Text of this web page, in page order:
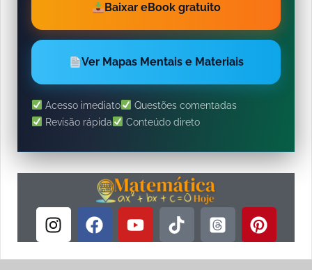
Baixar eBook gratuito
Ver Mapas Mentais e Materiais
Acesso imediato
Questões comentadas
Revisão rápida
Conteúdo direto